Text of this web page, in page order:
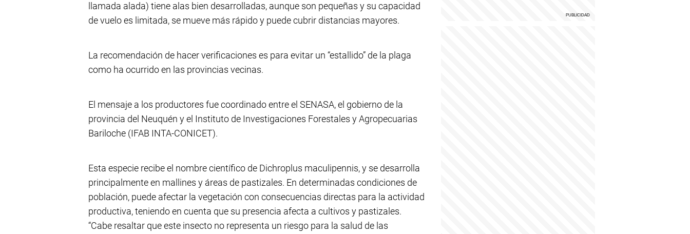
llamada alada) tiene alas bien desarrolladas, aunque son pequeñas y su capacidad
de vuelo es limitada, se mueve más rápido y puede cubrir distancias mayores.
La recomendación de hacer verificaciones es para evitar un “estallido” de la plaga
como ha ocurrido en las provincias vecinas.
El mensaje a los productores fue coordinado entre el SENASA, el gobierno de la
provincia del Neuquén y el Instituto de Investigaciones Forestales y Agropecuarias
Bariloche (IFAB INTA-CONICET).
Esta especie recibe el nombre científico de Dichroplus maculipennis, y se desarrolla
principalmente en mallines y áreas de pastizales. En determinadas condiciones de
población, puede afectar la vegetación con consecuencias directas para la actividad
productiva, teniendo en cuenta que su presencia afecta a cultivos y pastizales.
“Cabe resaltar que este insecto no representa un riesgo para la salud de las